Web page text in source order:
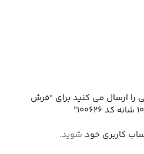
را ارسال می کنید برای “فرش
کاربری خود شوید.